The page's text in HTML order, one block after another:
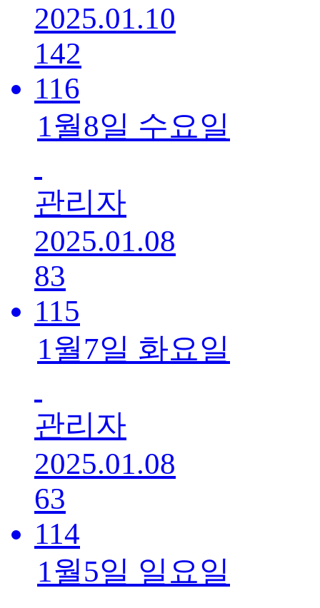
2025.01.10
142
116
1월8일 수요일
관리자
2025.01.08
83
115
1월7일 화요일
관리자
2025.01.08
63
114
1월5일 일요일